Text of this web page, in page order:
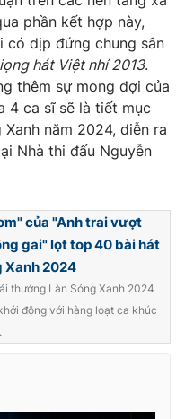
897
nếu không có sự chấp
khi phát hành lại
phần kết hợp này,
có dịp đứng chung sân
hát Việt nhí 2013.
thêm sự mong đợi của
4 ca sĩ sẽ là tiết mục
năm 2024, diễn ra
Nhà thi đấu Nguyễn
của "Anh trai vượt
gai" lọt top 40 bài hát
Xanh 2024
thưởng Làn Sóng Xanh 2024
động với hàng loạt ca khúc